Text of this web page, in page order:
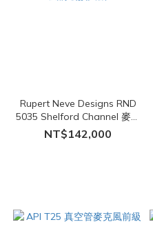
Rupert Neve Designs RND
5035 Shelford Channel 麥克
風前級擴大機
NT$142,000